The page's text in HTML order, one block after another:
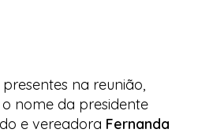
na reunião,
nome da presidente
e vereadora Fernanda